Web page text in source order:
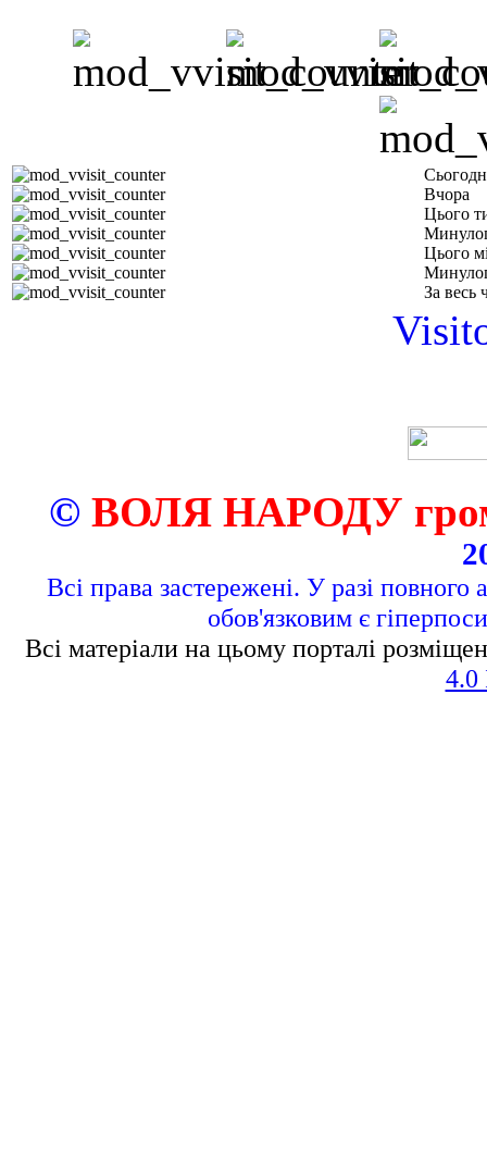
Вчора
Цього
Цього
За весь
© ВОЛЯ НАРОДУ
Всі права застережені. У разі повного
обов'язковим є
Всі матеріали на цьому порталі
4.0